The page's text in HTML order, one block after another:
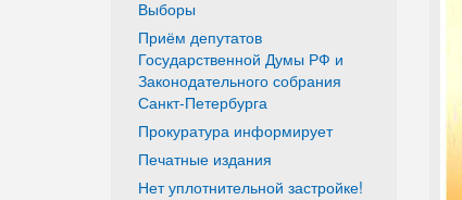
Выборы
Приём депутатов
Государственной Думы РФ и
Законодательного собрания
Санкт-Петербурга
Прокуратура информирует
Печатные издания
Нет уплотнительной застройке!